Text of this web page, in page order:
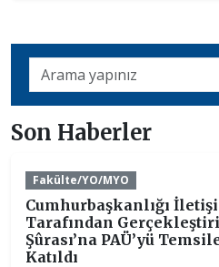
Son Haberler
Fakülte/YO/MYO
Cumhurbaşkanlığı
Tarafından
Şûrası’na PAÜ’yü
Katıldı